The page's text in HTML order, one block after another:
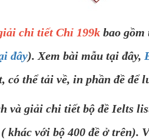
chi tiết Chỉ 199k bao gồm
đây). Xem bài mẫu tại đây,
thể tải về, in phần đề để
chi tiết bộ đề Ielts
với bộ 400 đề ở trên).